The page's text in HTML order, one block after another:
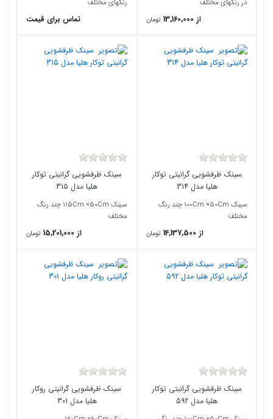
در رنگهای مختلف
از 13,160,000 تومان
رنگهای مختلف
تماس برای قیمت
سینک ظرفشویی گرانیتی توکار
هلیا مدل 314
سینک 100Cm ×50Cm چند رنگ
مختلف
از 14,137,500 تومان
سینک ظرفشویی گرانیتی توکار
هلیا مدل 315
سینک 115Cm ×50Cm چند رنگ
مختلف
از 15,201,000 تومان
سینک ظرفشویی گرانیتی توکار
هلیا مدل 592
سینک ظرفشویی گرانیتی روکار
هلیا مدل 301